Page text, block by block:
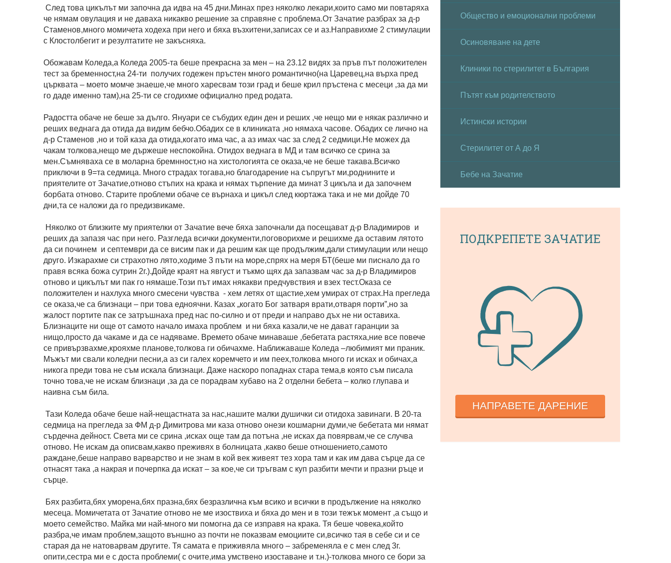
След това цикълът ми започна да идва на 45 дни.Минах през няколко лекари,които само ми повтаряха
че нямам овулация и не даваха никакво решение за справяне с проблема.От Зачатие разбрах за д-р
Стаменов,много момичета ходеха при него и бяха възхитени,записах се и аз.Направихме 2 стимулации
с Клостолбегит и резултатите не закъсняха.
Обожавам Коледа,а Коледа 2005-та беше прекрасна за мен – на 23.12 видях за пръв път положителен
тест за бременност,на 24-ти получих годежен пръстен много романтично(на Царевец,на върха пред
църквата – моето момче знаеше,че много харесвам този град и беше крил пръстена с месеци ,за да ми
го даде именно там),на 25-ти се сгодихме официално пред родата.
Радостта обаче не беше за дълго. Януари се събудих един ден и реших ,че нещо ми е някак различно и
реших веднага да отида да видим бебчо.Обадих се в клиниката ,но нямаха часове. Обадих се лично на
д-р Стаменов ,но и той каза да отида,когато има час, а аз имах час за след 2 седмици.Не можех да
чакам толкова,нещо ме държеше неспокойна. Отидох веднага в МД и там всичко се срина за
мен.Съмняваха се в моларна бремнност,но на хистологията се оказа,че не беше такава.Всичко
приключи в 9=та седмица. Много страдах тогава,но благодарение на съпругът ми,роднините и
приятелите от Зачатие,отново стъпих на крака и нямах търпение да минат 3 цикъла и да започнем
борбата отново. Старите проблеми обаче се върнаха и цикъл след кюртажа така и не ми дойде 70
дни,та се наложи да го предизвикаме.
Няколко от близките му приятелки от Зачатие вече бяха започнали да посещават д-р Владимиров и
реших да запазя час при него. Разгледа всички документи,поговорихме и решихме да оставим лятото
да си починем и септември да се висим пак и да решим как ще продължим,дали стимулации или нещо
друго. Изкарахме си страхотно лято,ходиме 3 пъти на море,спрях на меря БТ(беше ми писнало да го
правя всяка божа сутрин 2г.).Дойде краят на явгуст и тъкмо щях да запазвам час за д-р Владимиров
отново и цикълът ми пак го нямаше.Този път имах някакви предчувствия и взех тест.Оказа се
положителен и нахлуха много смесени чувства - хем летях от щастие,хем умирах от страх.На прегледа
се оказа,че са близнаци – при това едноячни. Казах „когато Бог затваря врати,отваря порти”,но за
жалост портите пак се затръшнаха пред нас по-силно и от преди и направо дъх не ни оставиха.
Близнаците ни още от самото начало имаха проблем и ни бяха казали,че не дават гаранции за
нищо,просто да чакаме и да се надяваме. Времето обаче минаваше ,бебетата растяха,ние все повече
се привързвахме,крояхме планове,толкова ги обичахме. Наближаваше Коледа –любимият ми праник.
Мъжът ми свали коледни песни,а аз си галех коремчето и им пеех,толкова много ги исках и обичах,а
никога преди това не съм искала близнаци. Даже наскоро попаднах стара тема,в която съм писала
точно това,че не искам близнаци ,за да се порадвам хубаво на 2 отделни бебета – колко глупава и
наивна съм била.
Тази Коледа обаче беше най-нещастната за нас,нашите малки душички си отидоха завинаги. В 20-та
седмица на прегледа за ФМ д-р Димитрова ми каза отново онези кошмарни думи,че бебетата ми нямат
сърдечна дейност. Света ми се срина ,исках още там да потъна ,не исках да повярвам,че се случва
отново. Не искам да описвам,какво преживях в болницата ,какво беше отношението,самото
раждане,беше направо варварство и не знам в кой век живеят тез хора там и как им дава сърце да се
отнасят така ,а накрая и почерпка да искат – за кое,че си тръгвам с куп разбити мечти и празни ръце и
сърце.
Бях разбита,бях уморена,бях празна,бях безразлична към всико и всички в продължение на няколко
месеца. Момичетата от Зачатие отново не ме изоствиха и бяха до мен и в този тежък момент ,а също и
моето семейство. Майка ми най-много ми помогна да се изправя на крака. Тя беше човека,който
разбра,че имам проблем,защото външно аз почти не показвам емоциите си,всичко тая в себе си и се
старая да не натоварвам другите. Тя самата е приживяла много – забременяла е с мен след 3г.
опити,сестра ми е с доста проблеми( с очите,има умствено изоставане и т.н.)-толкова много се бори за
Общество и емоционални проблеми
Осиновяване на дете
Клиники по стерилитет в България
Пътят към родителството
Истински истории
Стерилитет от А до Я
Бебе на Зачатие
ПОДКРЕПЕТЕ ЗАЧАТИЕ
НАПРАВЕТЕ ДАРЕНИЕ